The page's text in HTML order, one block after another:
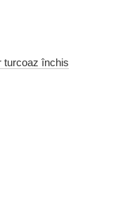
turcoaz închis